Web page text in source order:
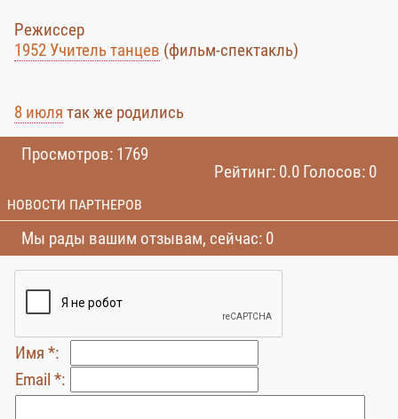
Режиссер
1952 Учитель танцев (фильм-спектакль)
8 июля так же родились
Просмотров: 1769
Рейтинг: 0.0 Голосов: 0
НОВОСТИ ПАРТНЕРОВ
Мы рады вашим отзывам, сейчас: 0
Имя *:
Email *: